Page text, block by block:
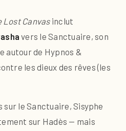
Lost Canvasinclut
vers le Sanctuaire, son
autour de Hypnos &
les dieux des rêves (les
sur le Sanctuaire, Sisyphe
sur Hadès — mais